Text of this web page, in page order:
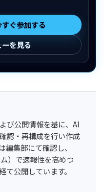
ぐ参加する
を見る
び公開情報を基に、AI
認・再構成を行い作成
編集部にて確認し、
）で速報性を高めつ
て公開しています。